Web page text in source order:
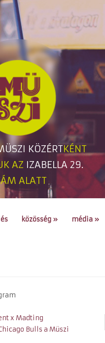
KÖZÉRTKÉNT
AZ IZABELLA 29.
ALATT
közösség » média »
x Madting
Bulls a Müszi